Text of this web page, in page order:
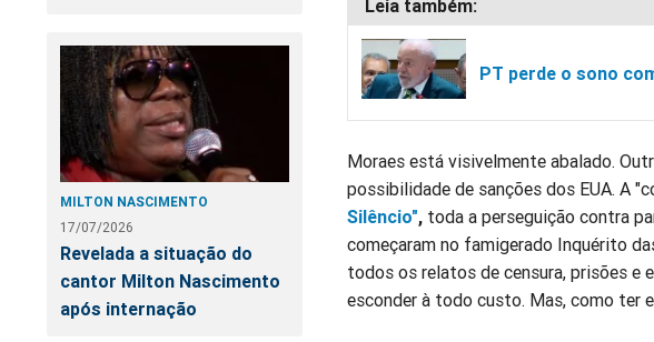
MILTON NASCIMENTO
17/07/2026
Revelada a situação do
cantor Milton Nascimento
após internação
PT perde o sono
Moraes está visivelmente abalado.
possibilidade de sanções dos EUA. A
Silêncio", toda a perseguição contra
começaram no famigerado Inquérito
todos os relatos de censura, prisões e
esconder à todo custo. Mas, como ter